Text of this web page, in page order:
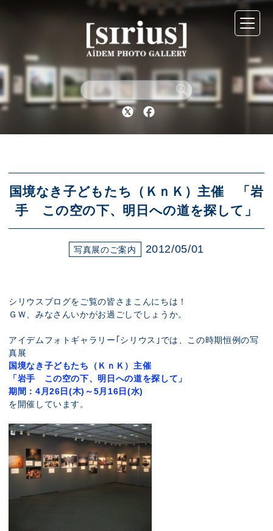
Twitter Facebook
国境なき子どもたち（ＫｎＫ）主催 「岩
手 この空の下、明日への道を探して」
写真展のご案内 2012/05/01
シリウスブログをご覧の皆さまこんにちは！
ＧＷ、みなさんいかがお過ごしでしょうか。
アイデムフォトギャラリー｢シリウス｣では、この時期恒例の写
真展
国境なき子どもたち（ＫｎＫ）主催
「岩手 この空の下、明日への道を探して」
期間：4月26日(木)～5月16日(水)
を開催しています。
シリウスについて
展示スケジュール
アクセス
ブログ